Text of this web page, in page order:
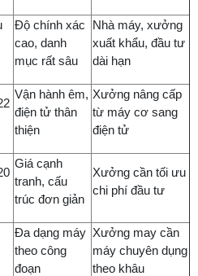
Độ chính xác
cao, danh
mục rất sâu
Nhà máy, xưởng
xuất khẩu, đầu tư
dài hạn
Vận hành êm,
điện tử thân
thiện
Xưởng nâng cấp
từ máy cơ sang
điện tử
Giá cạnh
tranh, cấu
trúc đơn giản
Xưởng cần tối ưu
chi phí đầu tư
Đa dạng máy
theo công
đoạn
Xưởng may cần
máy chuyên dụng
theo khâu